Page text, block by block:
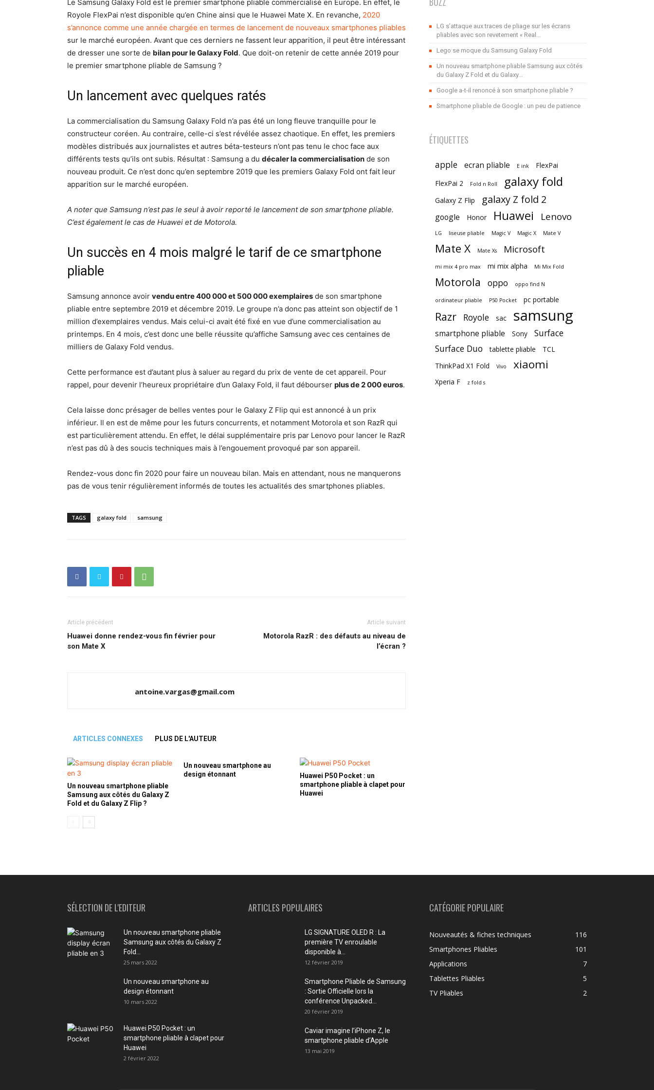
Le Samsung Galaxy Fold est le premier smartphone pliable commercialisé en Europe. En effet, le
Royole FlexPai n’est disponible qu’en Chine ainsi que le Huawei Mate X. En revanche, 2020
s’annonce comme une année chargée en termes de lancement de nouveaux smartphones pliables
sur le marché européen. Avant que ces derniers ne fassent leur apparition, il peut être intéressant
de dresser une sorte de bilan pour le Galaxy Fold. Que doit-on retenir de cette année 2019 pour
le premier smartphone pliable de Samsung ?
Un lancement avec quelques ratés
La commercialisation du Samsung Galaxy Fold n’a pas été un long fleuve tranquille pour le
constructeur coréen. Au contraire, celle-ci s’est révélée assez chaotique. En effet, les premiers
modèles distribués aux journalistes et autres béta-testeurs n’ont pas tenu le choc face aux
différents tests qu’ils ont subis. Résultat : Samsung a du décaler la commercialisation de son
nouveau produit. Ce n’est donc qu’en septembre 2019 que les premiers Galaxy Fold ont fait leur
apparition sur le marché européen.
A noter que Samsung n’est pas le seul à avoir reporté le lancement de son smartphone pliable.
C’est également le cas de Huawei et de Motorola.
Un succès en 4 mois malgré le tarif de ce smartphone
pliable
Samsung annonce avoir vendu entre 400 000 et 500 000 exemplaires de son smartphone
pliable entre septembre 2019 et décembre 2019. Le groupe n’a donc pas atteint son objectif de 1
million d’exemplaires vendus. Mais celui-ci avait été fixé en vue d’une commercialisation au
printemps. En 4 mois, c’est donc une belle réussite qu’affiche Samsung avec ces centaines de
milliers de Galaxy Fold vendus.
Cette performance est d’autant plus à saluer au regard du prix de vente de cet appareil. Pour
rappel, pour devenir l’heureux propriétaire d’un Galaxy Fold, il faut débourser plus de 2 000 euros.
Cela laisse donc présager de belles ventes pour le Galaxy Z Flip qui est annoncé à un prix
inférieur. Il en est de même pour les futurs concurrents, et notamment Motorola et son RazR qui
est particulièrement attendu. En effet, le délai supplémentaire pris par Lenovo pour lancer le RazR
n’est pas dû à des soucis techniques mais à l’engouement provoqué par son appareil.
Rendez-vous donc fin 2020 pour faire un nouveau bilan. Mais en attendant, nous ne manquerons
pas de vous tenir régulièrement informés de toutes les actualités des smartphones pliables.
TAGS galaxy fold samsung
Article précédent
Huawei donne rendez-vous fin février pour
son Mate X
Article suivant
Motorola RazR : des défauts au niveau de
l’écran ?
antoine.vargas@gmail.com
ARTICLES CONNEXES PLUS DE L'AUTEUR
Un nouveau smartphone pliable
Samsung aux côtés du Galaxy Z
Fold et du Galaxy Z Flip ?
Un nouveau smartphone au
design étonnant
Huawei P50 Pocket : un
smartphone pliable à clapet pour
Huawei
LG s’attaque aux traces de pliage sur les écrans
pliables avec son revetement « Real...
Lego se moque du Samsung Galaxy Fold
Un nouveau smartphone pliable Samsung aux côtés
du Galaxy Z Fold et du Galaxy...
Google a-t-il renoncé à son smartphone pliable ?
Smartphone pliable de Google : un peu de patience
ÉTIQUETTES
apple ecran pliable E ink
FlexPai
FlexPai 2
Fold n Roll galaxy fold
Galaxy Z Flip galaxy Z fold 2
google Honor Huawei Lenovo
LG liseuse pliable Magic V Magic X Mate V
Mate X Mate Xs Microsoft
mi mix 4 pro max mi mix alpha Mi Mix Fold
Motorola oppo oppo find N
ordinateur pliable P50 Pocket pc portable
Razr Royole sac samsung
smartphone pliable Sony
Surface
Surface Duo
tablette pliable
TCL
ThinkPad X1 Fold
Vivo xiaomi
Xperia F z fold s
SÉLECTION DE L'EDITEUR
Un nouveau smartphone pliable
Samsung aux côtés du Galaxy Z
Fold...
25 mars 2022
Un nouveau smartphone au
design étonnant
10 mars 2022
Huawei P50 Pocket : un
smartphone pliable à clapet pour
Huawei
2 février 2022
ARTICLES POPULAIRES
LG SIGNATURE OLED R : La
première TV enroulable
disponible à...
12 février 2019
Smartphone Pliable de Samsung
: Sortie Officielle lors la
conférence Unpacked...
20 février 2019
Caviar imagine l’iPhone Z, le
smartphone pliable d’Apple
13 mai 2019
CATÉGORIE POPULAIRE
Nouveautés & fiches techniques
116
Smartphones Pliables
101
Applications
7
Tablettes Pliables
5
TV Pliables
2